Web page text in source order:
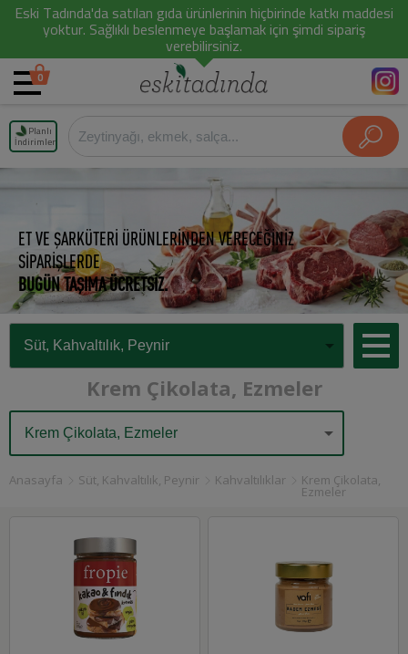
Eski Tadında'da satılan gıda ürünlerinin hiçbirinde katkı maddesi
yoktur. Sağlıklı beslenmeye başlamak için şimdi sipariş
verebilirsiniz.
0
Planlı
İndirimler
ET VE ŞARKÜTERİ ÜRÜNLERİNDEN VERECEĞİNİZ
SİPARİŞLERDE
BUGÜN TAŞIMA ÜCRETSİZ.
Krem Çikolata, Ezmeler
Anasayfa Süt, Kahvaltılık, Peynir Kahvaltılıklar Krem Çikolata,
Ezmeler